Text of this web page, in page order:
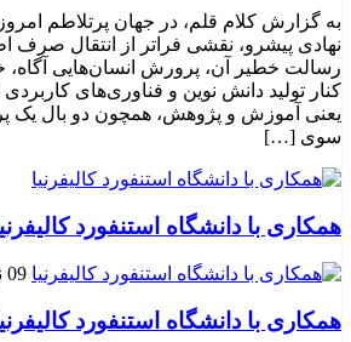
به گزارش کلام قلم، در جهان پرتلاطم
نهادی پیشرو، نقشی فراتر از انتقال صرف
رسالت خطیر آن، پرورش انسان‌هایی آگاه،
کنار تولید دانش نوین و فناوری‌های
یعنی آموزش و پژوهش، همچون دو بال یک
سوی […]
همکاری با دانشگاه استنفورد
09 نوامبر 2025
همکاری با دانشگاه استنفورد